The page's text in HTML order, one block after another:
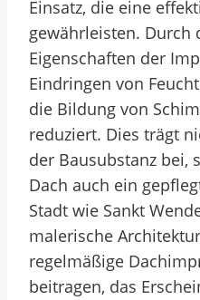
Einsatz, die eine
gewährleisten. Durch
Eigenschaften der
Eindringen von
die Bildung von
reduziert. Dies trägt
der Bausubstanz bei,
Dach auch ein
Stadt wie Sankt
malerische
regelmäßige
beitragen, das